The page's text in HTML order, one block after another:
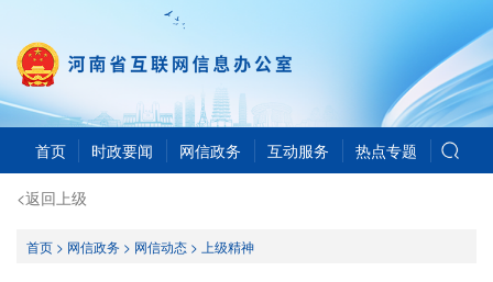
首页 时政要闻 网信政务 互动服务 热点专题
<返回上级
首页> 网信政务> 网信动态> 上级精神